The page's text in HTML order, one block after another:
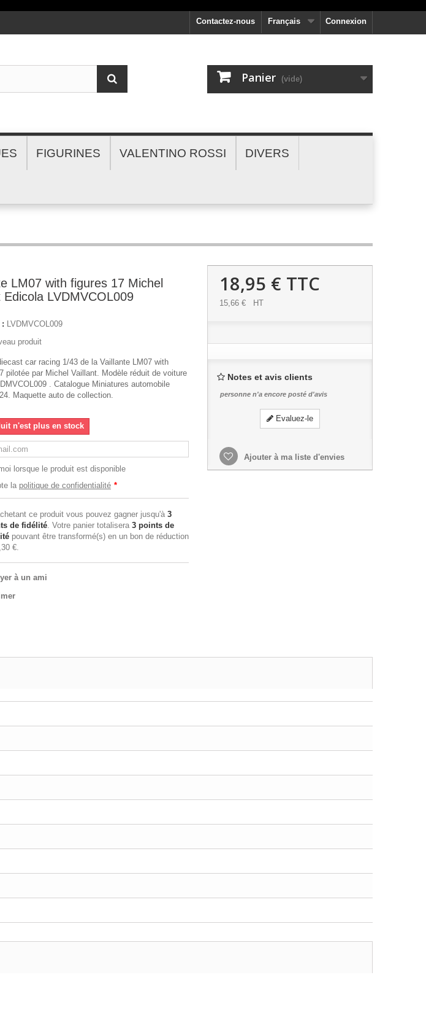
Connexion
Français
Contactez-nous
Panier (vide)
FIGURINES VALENTINO ROSSI DIVERS
LM07 with figures 17 Michel
Edicola LVDMVCOL009
: LVDMVCOL009
produit
car racing 1/43 de la Vaillante LM07 with
pilotée par Michel Vaillant. Modèle réduit de voiture
. Catalogue Miniatures automobile
Maquette auto de collection.
n'est plus en stock
lorsque le produit est disponible
la politique de confidentialité *
ce produit vous pouvez gagner jusqu'à 3
de fidélité. Votre panier totalisera 3 points de
pouvant être transformé(s) en un bon de réduction
€.
à un ami
18,95 € TTC
15,66 € HT
Notes et avis clients
personne n'a encore posté d'avis
Evaluez-le
Ajouter à ma liste d'envies